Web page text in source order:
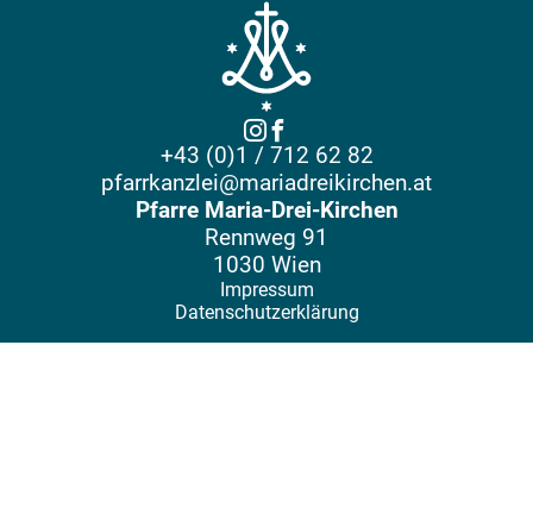
+43 (0)1 / 712 62 82
pfarrkanzlei@mariadreikirchen.at
Pfarre Maria-Drei-Kirchen
Rennweg 91
1030 Wien
Impressum
Datenschutzerklärung